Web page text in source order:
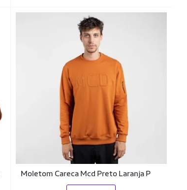
Moletom Careca Mcd Preto Laranja P